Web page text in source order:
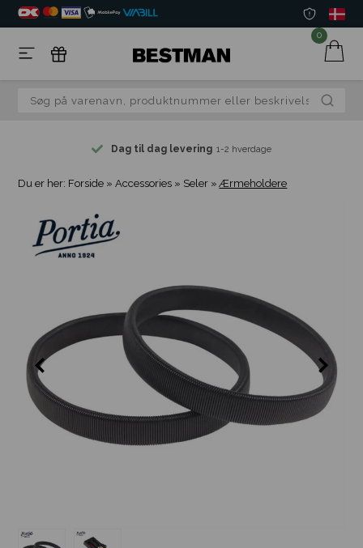
0
Dag til dag levering 1-2 hverdage
Du er her: Forside »Accessories » Seler »Ærmeholdere